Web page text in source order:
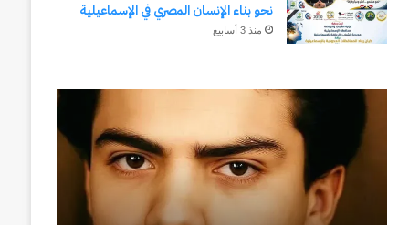
نحو بناء الإنسان المصري في الإسماعيلية
منذ 3 أسابيع
مدرسةِ